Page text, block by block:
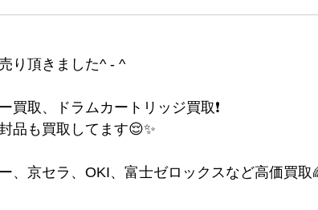
り頂きました^ - ^
買取、ドラムカートリッジ買取❗️
品も買取してます😌✨
、京セラ、OKI、富士ゼロックスなど高価買取